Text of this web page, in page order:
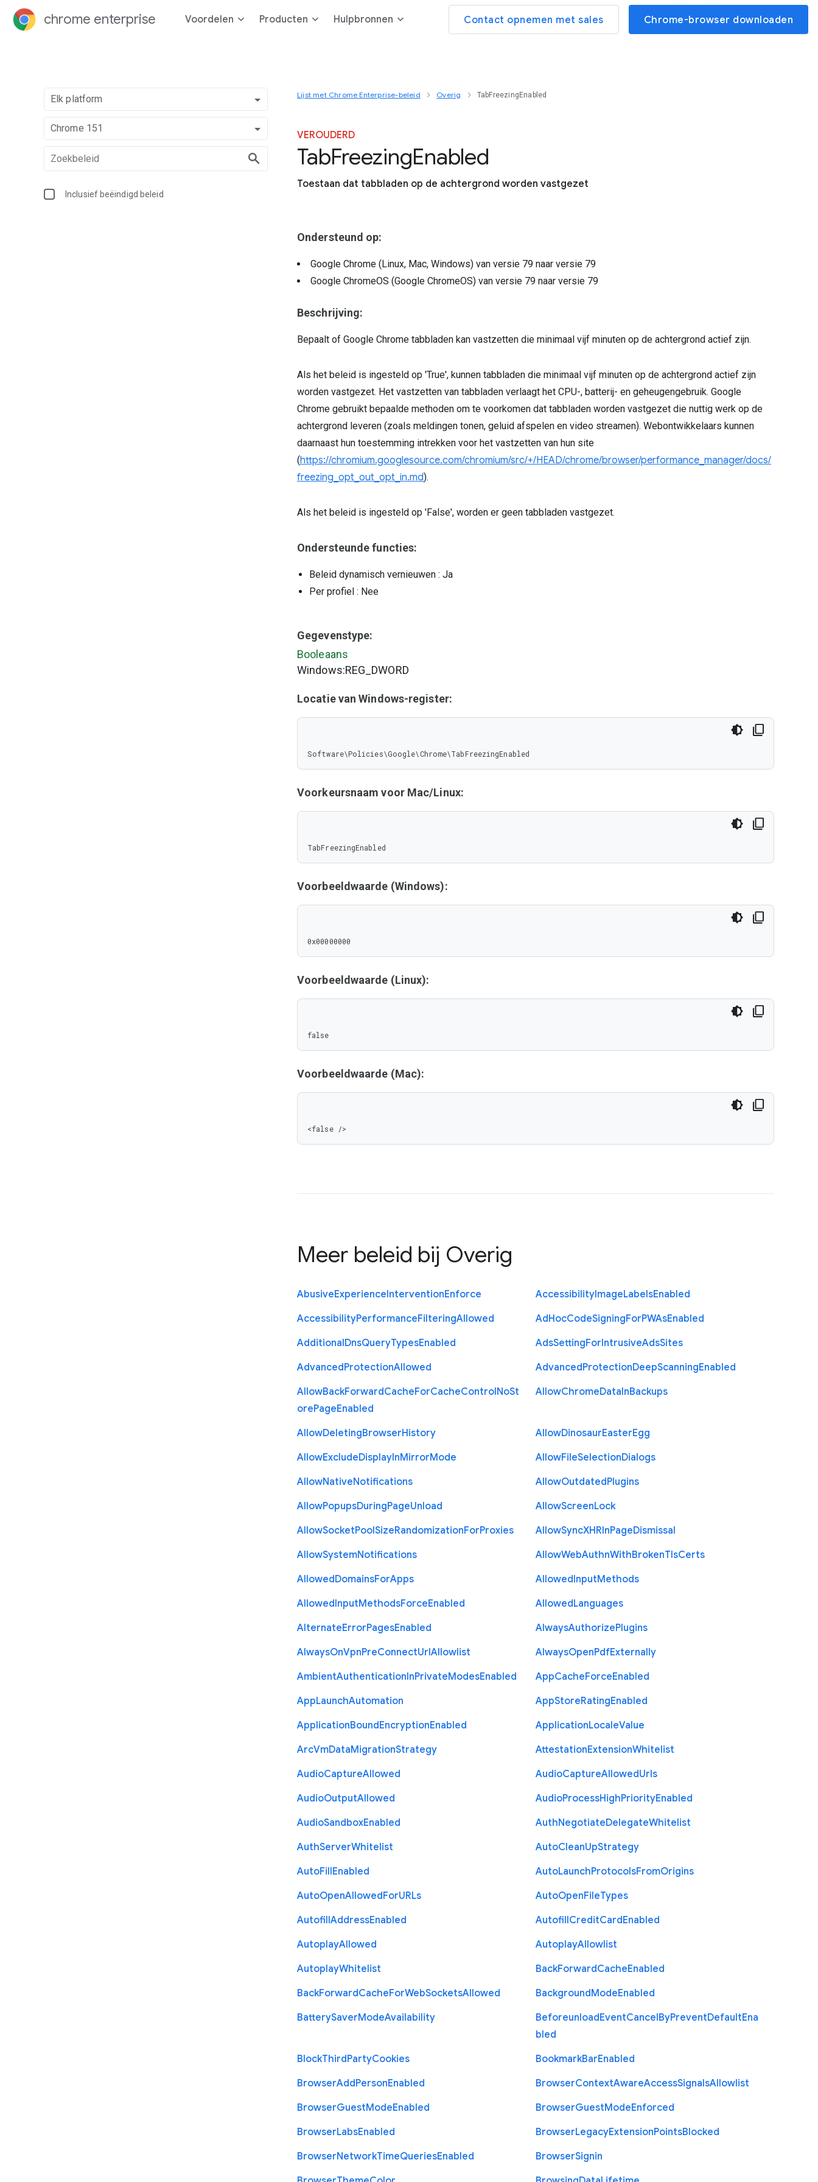
chrome enterprise Voordelen Producten Hulpbronnen Contact opnemen met sales Chrome-browser downloaden
Elk platform
Chrome 151
Inclusief beëindigd beleid
Lijst met Chrome Enterprise-beleid Overig TabFreezingEnabled
VEROUDERD
TabFreezingEnabled
Toestaan dat tabbladen op de achtergrond worden vastgezet
Ondersteund op:
Google Chrome (Linux, Mac, Windows) van versie 79 naar versie 79
Google ChromeOS (Google ChromeOS) van versie 79 naar versie 79
Beschrijving:
Bepaalt of Google Chrome tabbladen kan vastzetten die minimaal vijf minuten op de achtergrond actief zijn.
Als het beleid is ingesteld op 'True', kunnen tabbladen die minimaal vijf minuten op de achtergrond actief zijn
worden vastgezet. Het vastzetten van tabbladen verlaagt het CPU-, batterij- en geheugengebruik. Google
Chrome gebruikt bepaalde methoden om te voorkomen dat tabbladen worden vastgezet die nuttig werk op de
achtergrond leveren (zoals meldingen tonen, geluid afspelen en video streamen). Webontwikkelaars kunnen
daarnaast hun toestemming intrekken voor het vastzetten van hun site
(https://chromium.googlesource.com/chromium/src/+/HEAD/chrome/browser/performance_manager/docs/
freezing_opt_out_opt_in.md).
Als het beleid is ingesteld op 'False', worden er geen tabbladen vastgezet.
Ondersteunde functies:
Beleid dynamisch vernieuwen : Ja
Per profiel : Nee
Gegevenstype:
Booleaans
Windows:REG_DWORD
Locatie van Windows-register:
Software\Policies\Google\Chrome\TabFreezingEnabled
Voorkeursnaam voor Mac/Linux:
TabFreezingEnabled
Voorbeeldwaarde (Windows):
0x00000000
Voorbeeldwaarde (Linux):
false
Voorbeeldwaarde (Mac):
<false />
Meer beleid bij Overig
AbusiveExperienceInterventionEnforce AccessibilityImageLabelsEnabled
AccessibilityPerformanceFilteringAllowed AdHocCodeSigningForPWAsEnabled
AdditionalDnsQueryTypesEnabled AdsSettingForIntrusiveAdsSites
AdvancedProtectionAllowed AdvancedProtectionDeepScanningEnabled
AllowBackForwardCacheForCacheControlNoSt
orePageEnabled
AllowChromeDataInBackups
AllowDeletingBrowserHistory AllowDinosaurEasterEgg
AllowExcludeDisplayInMirrorMode AllowFileSelectionDialogs
AllowNativeNotifications AllowOutdatedPlugins
AllowPopupsDuringPageUnload AllowScreenLock
AllowSocketPoolSizeRandomizationForProxies AllowSyncXHRInPageDismissal
AllowSystemNotifications AllowWebAuthnWithBrokenTlsCerts
AllowedDomainsForApps AllowedInputMethods
AllowedInputMethodsForceEnabled AllowedLanguages
AlternateErrorPagesEnabled AlwaysAuthorizePlugins
AlwaysOnVpnPreConnectUrlAllowlist AlwaysOpenPdfExternally
AmbientAuthenticationInPrivateModesEnabled AppCacheForceEnabled
AppLaunchAutomation AppStoreRatingEnabled
ApplicationBoundEncryptionEnabled ApplicationLocaleValue
ArcVmDataMigrationStrategy AttestationExtensionWhitelist
AudioCaptureAllowed AudioCaptureAllowedUrls
AudioOutputAllowed AudioProcessHighPriorityEnabled
AudioSandboxEnabled AuthNegotiateDelegateWhitelist
AuthServerWhitelist AutoCleanUpStrategy
AutoFillEnabled AutoLaunchProtocolsFromOrigins
AutoOpenAllowedForURLs AutoOpenFileTypes
AutofillAddressEnabled AutofillCreditCardEnabled
AutoplayAllowed AutoplayAllowlist
AutoplayWhitelist BackForwardCacheEnabled
BackForwardCacheForWebSocketsAllowed BackgroundModeEnabled
BatterySaverModeAvailability BeforeunloadEventCancelByPreventDefaultEna
bled
BlockThirdPartyCookies BookmarkBarEnabled
BrowserAddPersonEnabled BrowserContextAwareAccessSignalsAllowlist
BrowserGuestModeEnabled BrowserGuestModeEnforced
BrowserLabsEnabled BrowserLegacyExtensionPointsBlocked
BrowserNetworkTimeQueriesEnabled BrowserSignin